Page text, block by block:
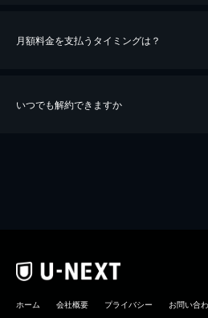
※40％ポイント還元の対象は、クレジットカード決
iOSアプリのUコイン決済による作品の購入 / レン
月額料金を支払うタイミングは？
いつでも解約できますか
ホーム 会社概要 プライバシー お問い合